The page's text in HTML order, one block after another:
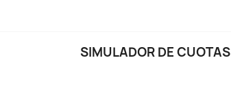
SIMULADOR DE CUOTAS